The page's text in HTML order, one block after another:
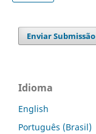
Enviar Submissão
Idioma
English
Português (Brasil)